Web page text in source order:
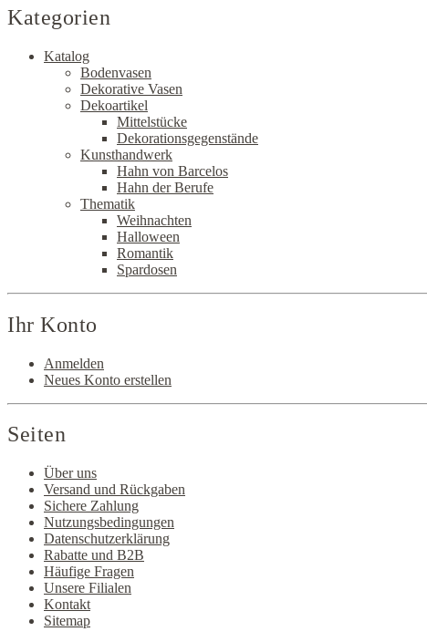
Kategorien
Katalog
Bodenvasen
Dekorative Vasen
Dekoartikel
Mittelstücke
Dekorationsgegenstände
Kunsthandwerk
Hahn von Barcelos
Hahn der Berufe
Thematik
Weihnachten
Halloween
Romantik
Spardosen
Ihr Konto
Anmelden
Neues Konto erstellen
Seiten
Über uns
Versand und Rückgaben
Sichere Zahlung
Nutzungsbedingungen
Datenschutzerklärung
Rabatte und B2B
Häufige Fragen
Unsere Filialen
Kontakt
Sitemap